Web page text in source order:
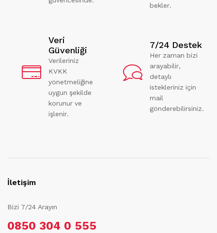
bekler.
Veri
Güvenliği
Verileriniz
KVKK
yönetmeliğine
uygun şekilde
korunur ve
işlenir.
7/24 Destek
Her zaman bizi
arayabilir,
detaylı
istekleriniz için
mail
gönderebilirsiniz.
İletişim
Bizi 7/24 Arayın
0850 304 0 555